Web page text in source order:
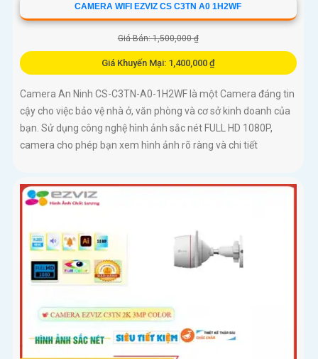
CAMERA WIFI EZVIZ CS C3TN A0 1H2WF
Giá Bán: 1,500,000 ₫
Giá Khuyến Mại: 1,400,000 ₫
Camera An Ninh CS-C3TN-A0-1H2WF là một Camera đáng tin
cậy cho việc bảo vệ nhà ở, văn phòng và cơ sở kinh doanh của
bạn. Sử dụng công nghệ hình ảnh sắc nét FULL HD 1080P,
camera cho phép bạn xem hình ảnh rõ ràng và chi tiết